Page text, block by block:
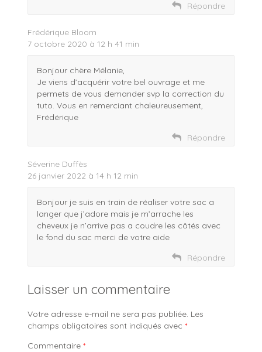
Répondre
Frédérique Bloom
7 octobre 2020 à 12 h 41 min
Bonjour chère Mélanie,
Je viens d’acquérir votre bel ouvrage et me
permets de vous demander svp la correction du
tuto. Vous en remerciant chaleureusement,
Frédérique
Répondre
Séverine Duffès
26 janvier 2022 à 14 h 12 min
Bonjour je suis en train de réaliser votre sac a
langer que j’adore mais je m’arrache les
cheveux je n’arrive pas a coudre les côtés avec
le fond du sac merci de votre aide
Répondre
Laisser un commentaire
Votre adresse e-mail ne sera pas publiée. Les
champs obligatoires sont indiqués avec*
Commentaire*